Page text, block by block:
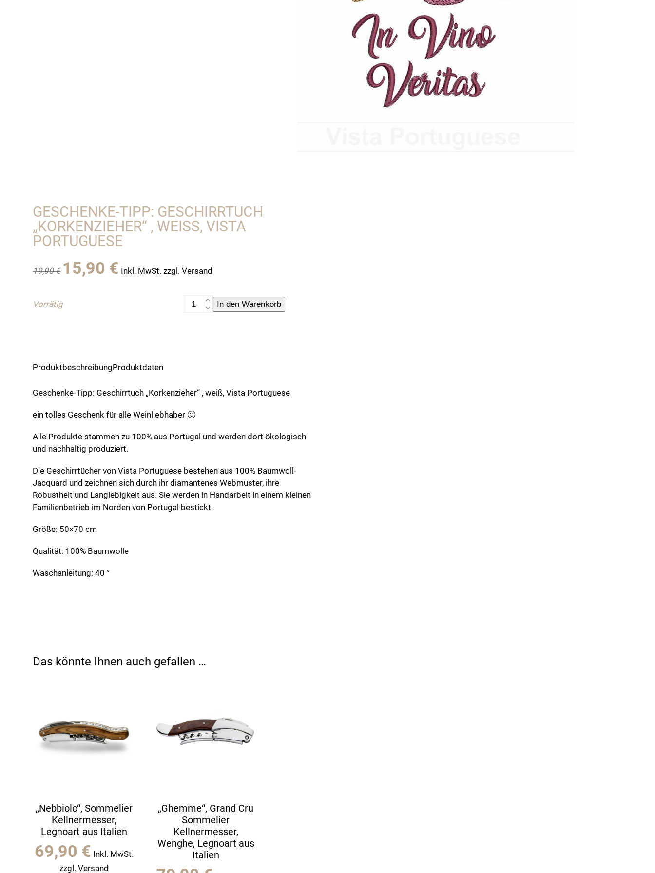
GESCHENKE-TIPP: GESCHIRRTUCH
„KORKENZIEHER“ , WEISS, VISTA P
ORTUGUESE
19,90€
Ursprünglicher
Preis
15,90 € Preis
Inkl. MwSt. zzgl. Versand
Vorrätig
Geschenke-
Menge
In den Warenkorb
ProduktbeschreibungProduktdaten
Geschenke-Tipp: Geschirrtuch „Korkenzieher“ , weiß, Vista Portuguese
ein tolles Geschenk für alle Weinliebhaber 🙂
Alle Produkte stammen zu 100% aus Portugal und werden dort ökologisch
und nachhaltig produziert.
Die Geschirrtücher von Vista Portuguese bestehen aus 100% Baumwoll-
Jacquard und zeichnen sich durch ihr diamantenes Webmuster, ihre
Robustheit und Langlebigkeit aus. Sie werden in Handarbeit in einem kleinen
Familienbetrieb im Norden von Portugal bestickt.
Größe: 50×70 cm
Qualität: 100% Baumwolle
Waschanleitung: 40 °
Das könnte Ihnen auch gefallen …
„Nebbiolo“, Sommelier
Kellnermesser,
Legnoart aus Italien
69,90 € Inkl. MwSt.
zzgl. Versand
„Ghemme“, Grand Cru
Sommelier
Kellnermesser,
Wenghe, Legnoart aus
Italien